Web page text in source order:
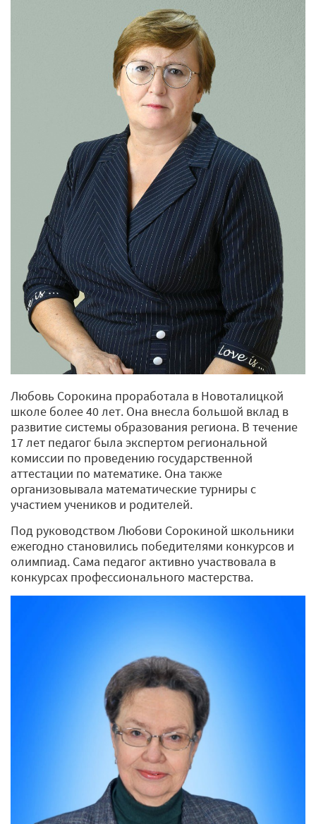
Любовь Сорокина проработала в Новоталицкой
школе более 40 лет. Она внесла большой вклад в
развитие системы образования региона. В течение
17 лет педагог была экспертом региональной
комиссии по проведению государственной
аттестации по математике. Она также
организовывала математические турниры с
участием учеников и родителей.
Под руководством Любови Сорокиной школьники
ежегодно становились победителями конкурсов и
олимпиад. Сама педагог активно участвовала в
конкурсах профессионального мастерства.